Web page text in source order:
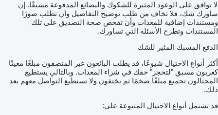
لا توافق على الوعود المثيرة للشكوك والبضائع المدفوعة مسبقًا. إن
ساورك شك، فلا تخاف من طلب توضيح التفاصيل وأن تطلب صورًا
ومستندات إضافية للمعدات وأن تفحص صحة التصديق على تلك
المستندات وتطرح الأسئلة التي تساورك.
الدفع المسبك المثير للشك
أكثر أنواع الاحتيال شيوعًا، قد يطلب البائعون غير المنصفون مبلغًا معينًا
كعربون مسبق "لتحجز" حقك في شراء المعدات. وبالتالي يستطيع
المحتالون تجميع مبلغًا ضخمًا ثم يختفون ولا تستطيع التواصل معهم بعد
ذلك.
قد تشتمل أنواع الاحتيال المتنوعة على: